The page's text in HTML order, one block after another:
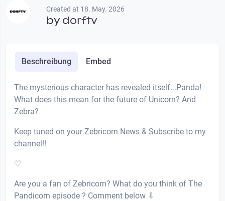
Created at 18. May. 2026
bydorftv
Beschreibung Embed
The mysterious character has revealed itself...Panda!
What does this mean for the future of Unicorn? And
Zebra?
Keep tuned on your Zebricorn News & Subscribe to my
channel!!
♡
Are you a fan of Zebricorn? What do you think of The
Pandicorn episode ? Comment below ⇩